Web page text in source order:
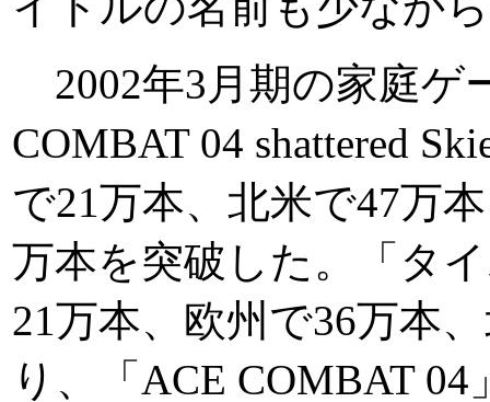
2002年3月期の家庭ゲ
COMBAT 04 shattered
で21万本、北米で47万
万本を突破した。「タ
21万本、欧州で36万本
り、「ACE COMBAT